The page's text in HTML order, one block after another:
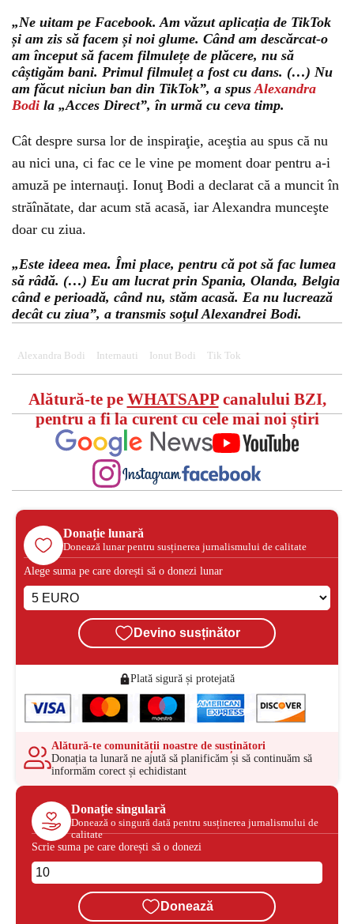
„Ne uitam pe Facebook. Am văzut aplicația de TikTok
și am zis să facem și noi glume. Când am descărcat-o
am început să facem filmulețe de plăcere, nu să
câștigăm bani. Primul filmuleț a fost cu dans. (…) Nu
am făcut niciun ban din TikTok”, a spusAlexandra
Bodi la „Acces Direct”, în urmă cu ceva timp.
Cât despre sursa lor de inspiraţie, aceştia au spus că nu
au nici una, ci fac ce le vine pe moment doar pentru a-i
amuză pe internauţi. Ionuţ Bodi a declarat că a muncit în
străînătate, dar acum stă acasă, iar Alexandra munceşte
doar cu ziua.
„Este ideea mea. Îmi place, pentru că pot să fac lumea
să râdă. (…) Eu am lucrat prin Spania, Olanda, Belgia
când e perioadă, când nu, stăm acasă. Ea nu lucrează
decât cu ziua”, a transmis soţul Alexandrei Bodi.
Alexandra Bodi Internauti Ionut Bodi Tik Tok
Alătură-te pe WHATSAPPcanalului BZI,
pentru a fi la curent cu cele mai noi știri
Donație lunară
Donează lunar pentru susținerea jurnalismului de calitate
Alege suma pe care dorești să o donezi lunar
Devino susținător
Plată sigură și protejată
Alătură-te comunității noastre de susținători
Donația ta lunară ne ajută să planificăm și să continuăm să
informăm corect și echidistant
Donație singulară
Donează o singură dată pentru susținerea jurnalismului de
calitate
Scrie suma pe care dorești să o donezi
Donează